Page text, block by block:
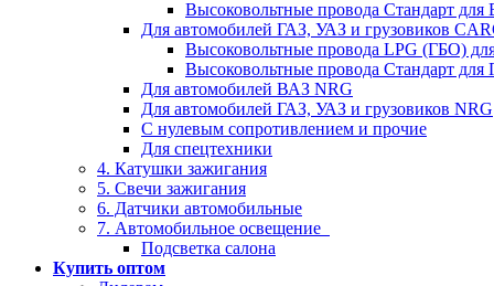
Высоковольтные провода Стандарт для
Для автомобилей ГАЗ, УАЗ и грузовиков
Высоковольтные провода LPG (ГБО)
Высоковольтные провода Стандарт для
Для автомобилей ВАЗ NRG
Для автомобилей ГАЗ, УАЗ и грузовиков NRG
С нулевым сопротивлением и прочие
Для спецтехники
4. Катушки зажигания
5. Свечи зажигания
6. Датчики автомобильные
7. Автомобильное освещение
Подсветка салона
Купить оптом